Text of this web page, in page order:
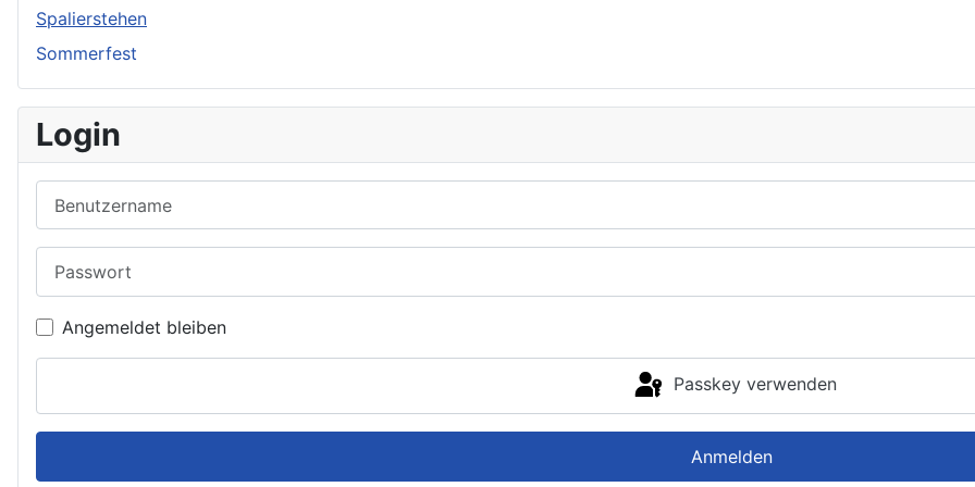
Spalierstehen
Sommerfest
Login
Angemeldet bleiben
Passkey verwenden
Anmelden